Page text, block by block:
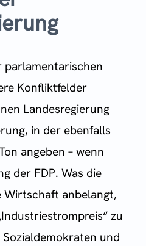
parlamentarischen
Konfliktfelder
Landesregierung
in der ebenfalls
angeben – wenn
der FDP. Was die
anbelangt,
zu
und